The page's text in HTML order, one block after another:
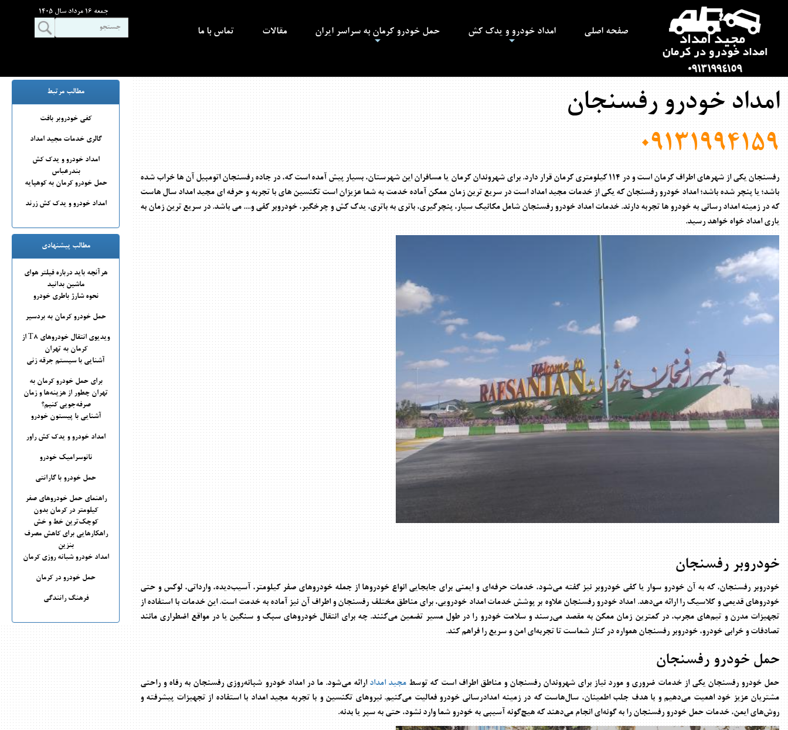
صفحه اصلی امداد خودرو و یدک کش حمل خودرو کرمان به سراسر ایران مقالات تماس با ما
جمعه 16 مرداد سال 1405
امداد خودرو رفسنجان
09131994159
رفسنجان یکی از شهرهای اطراف کرمان است و در 114 کیلومتری کرمان قرار دارد.
برای شهروندان کرمان یا مسافران این شهرستان، بسیار پیش آمده است که، در جاده رفسنجان اتومبیل آن ها خراب شده
باشد؛ یا پنچر شده باشد؛ امداد خودرو رفسنجان که یکی از خدمات مجید امداد است در سریع ترین زمان ممکن آماده خدمت به شما عزیزان است تکنسین های با تجربه و حرفه ای مجید امداد سال هاست
که در زمینه امداد رسانی به خودرو ها تجربه دارند. خدمات امداد خودرو رفسنجان شامل مکانیک سیار، پنچرگیری، باتری به باتری، یدک کش و چرخگیر، خودروبر کفی و.... می باشد. در سریع ترین زمان به
یاری امداد خواه خواهد رسید.
خودروبر رفسنجان
خودروبر رفسنجان، که به آن خودرو سوار یا کفی خودروبر نیز گفته می‌شود، خدمات حرفه‌ای و ایمنی برای جابجایی انواع خودروها از جمله خودروهای صفر کیلومتر، آسیب‌دیده، وارداتی، لوکس و حتی
خودروهای قدیمی و کلاسیک را ارائه می‌دهد.امداد خودرو رفسنجان علاوه بر پوشش خدمات امداد خودرویی، برای مناطق مختلف رفسنجان و اطراف آن نیز آماده به خدمت است. این خدمات با استفاده از
تجهیزات مدرن و تیم‌های مجرب، در کمترین زمان ممکن به مقصد می‌رسند و سلامت خودرو را در طول مسیر تضمین می‌کنند. چه برای انتقال خودروهای سبک و سنگین یا در مواقع اضطراری مانند
تصادفات و خرابی خودرو،خودروبر رفسنجانهمواره در کنار شماست تا تجربه‌ای امن و سریع را فراهم کند.
حمل خودرو رفسنجان
حمل خودرو رفسنجان یکی از خدمات ضروری و مورد نیاز برای شهروندان رفسنجان و مناطق اطراف است که توسط مجید امدادارائه می‌شود. ما درامداد خودرو شبانه‌روزی رفسنجانبه رفاه و راحتی
مشتریان عزیز خود اهمیت می‌دهیم و با هدف جلب اطمینان، سال‌هاست که در زمینه امدادرسانی خودرو فعالیت می‌کنیم. نیروهای تکنسین و با تجربهمجید امدادبا استفاده از تجهیزات پیشرفته و
روش‌های ایمن، خدماتحمل خودرو رفسنجانرا به گونه‌ای انجام می‌دهند که هیچ‌گونه آسیبی به خودرو شما وارد نشود، حتی به سپر یا بدنه.
مطالب مرتبط
کفی خودروبر بافت
گالری خدمات مجید امداد
امداد خودرو و یدک کش
بندرعباس
حمل خودرو کرمان به کوهپایه
امداد خودرو و یدک کش زرند
مطالب پیشنهادی
هرآنچه باید درباره فیلتر هوای
ماشین بدانید
نحوه شارژ باطری خودرو
حمل خودرو کرمان به بردسیر
ویدیوی انتقال خودروهای T8 از
کرمان به تهران
آشنایی با سیستم جرقه زنی
برای حمل خودرو کرمان به
تهران چطور از هزینه‌ها و زمان
صرفه‌جویی کنیم؟
آشنایی با پیستون خودرو
امداد خودرو و یدک کش راور
نانوسرامیک خودرو
حمل خودرو با گارانتی
راهنمای حمل خودروهای صفر
کیلومتر در کرمان بدون
کوچک‌ترین خط و خش
راهکارهایی برای کاهش مصرف
بنزین
امداد خودرو شبانه روزی کرمان
حمل خودرو در کرمان
فرهنگ رانندگی